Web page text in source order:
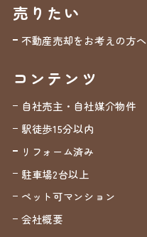
売りたい
不動産売却をお考えの方へ
コンテンツ
自社売主・自社媒介物件
駅徒歩15分以内
リフォーム済み
駐車場2台以上
ペット可マンション
会社概要